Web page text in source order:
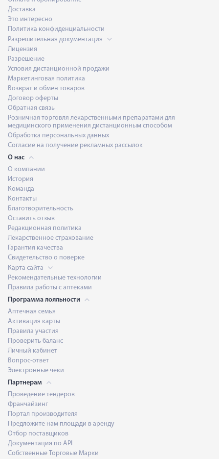
Доставка
Это интересно
Политика конфиденциальности
Разрешительная документация
Лицензия
Разрешение
Условия дистанционной продажи
Маркетинговая политика
Возврат и обмен товаров
Договор оферты
Обратная связь
Розничная торговля лекарственными препаратами для
медицинского применения дистанционным способом
Обработка персональных данных
Согласие на получение рекламных рассылок
О нас
О компании
История
Команда
Контакты
Благотворительность
Оставить отзыв
Редакционная политика
Лекарственное страхование
Гарантия качества
Свидетельство о поверке
Карта сайта
Рекомендательные технологии
Правила работы с аптеками
Программа лояльности
Аптечная семья
Активация карты
Правила участия
Проверить баланс
Личный кабинет
Вопрос-ответ
Электронные чеки
Партнерам
Проведение тендеров
Франчайзинг
Портал производителя
Предложите нам площади в аренду
Отбор поставщиков
Документация по API
Собственные Торговые Марки